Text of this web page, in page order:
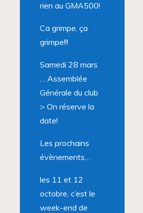
rien au GMA500!
Ca grimpe, ça
grimpe!!!
Samedi 28 mars
… Assemblée
Générale du club
> On réserve la
date!
Les prochains
évènements…
les 11 et 12
octobre, c’est le
week-end de